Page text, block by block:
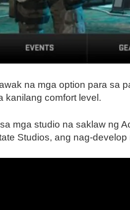
na mga option para sa
kanilang comfort level.
mga studio na saklaw ng
Studios, ang nag-develop